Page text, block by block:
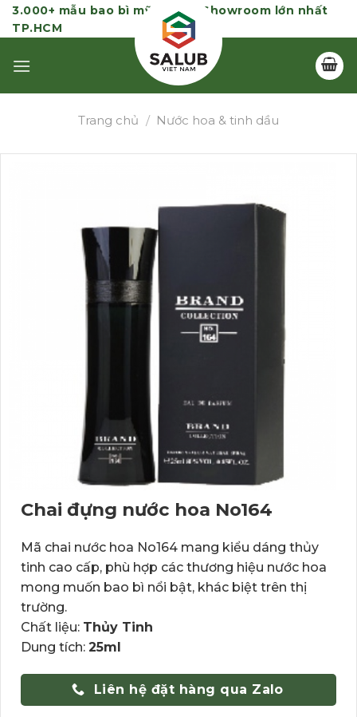
Skip
to
3.000+ mẫu bao bì mỹ phẩm | Showroom lớn nhất
TP.HCM
Trang chủ / Nước hoa & tinh dầu
Chai đựng nước hoa No164
Mã chai nước hoa No164 mang kiểu dáng thủy
tinh cao cấp, phù hợp các thương hiệu nước hoa
mong muốn bao bì nổi bật, khác biệt trên thị
trường.
Chất liệu: Thủy Tinh
Dung tích: 25ml
Liên hệ đặt hàng qua Zalo